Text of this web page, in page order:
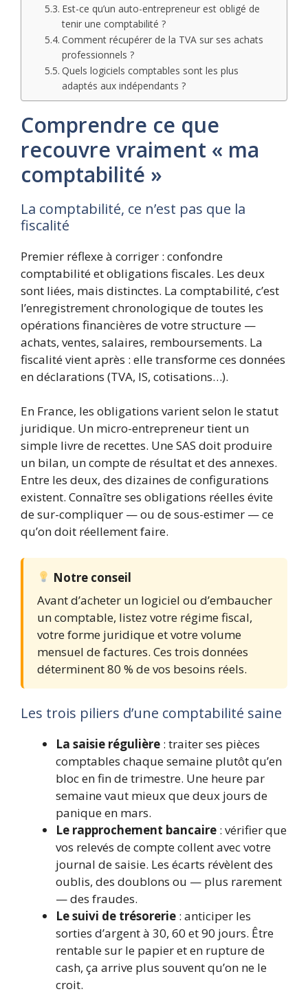
Est-ce qu’un auto-entrepreneur est obligé de
tenir une comptabilité ?
Comment récupérer de la TVA sur ses achats
professionnels ?
Quels logiciels comptables sont les plus
adaptés aux indépendants ?
Comprendre ce que
recouvre vraiment « ma
comptabilité »
La comptabilité, ce n’est pas que la
fiscalité
Premier réflexe à corriger : confondre
comptabilité et obligations fiscales. Les deux
sont liées, mais distinctes. La comptabilité, c’est
l’enregistrement chronologique de toutes les
opérations financières de votre structure —
achats, ventes, salaires, remboursements. La
fiscalité vient après : elle transforme ces données
en déclarations (TVA, IS, cotisations…).
En France, les obligations varient selon le statut
juridique. Un micro-entrepreneur tient un
simple livre de recettes. Une SAS doit produire
un bilan, un compte de résultat et des annexes.
Entre les deux, des dizaines de configurations
existent. Connaître ses obligations réelles évite
de sur-compliquer — ou de sous-estimer — ce
qu’on doit réellement faire.
Notre conseil
Avant d’acheter un logiciel ou d’embaucher
un comptable, listez votre régime fiscal,
votre forme juridique et votre volume
mensuel de factures. Ces trois données
déterminent 80 % de vos besoins réels.
Les trois piliers d’une comptabilité saine
La saisie régulière : traiter ses pièces
comptables chaque semaine plutôt qu’en
bloc en fin de trimestre. Une heure par
semaine vaut mieux que deux jours de
panique en mars.
Le rapprochement bancaire : vérifier que
vos relevés de compte collent avec votre
journal de saisie. Les écarts révèlent des
oublis, des doublons ou — plus rarement
— des fraudes.
Le suivi de trésorerie : anticiper les
sorties d’argent à 30, 60 et 90 jours. Être
rentable sur le papier et en rupture de
cash, ça arrive plus souvent qu’on ne le
croit.